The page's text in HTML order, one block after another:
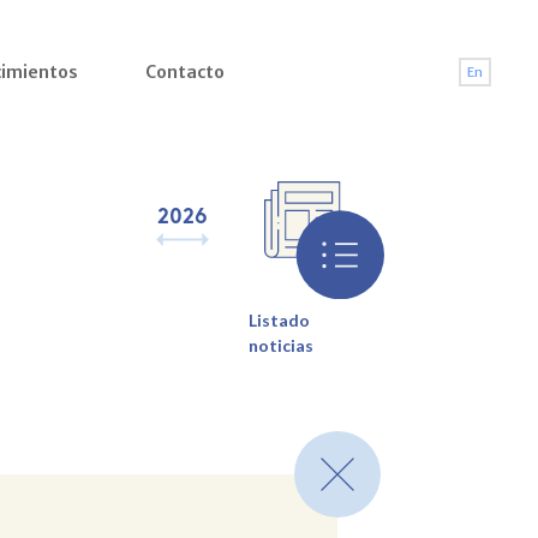
Contacto En
2026 2024 2023
Listado
noticias